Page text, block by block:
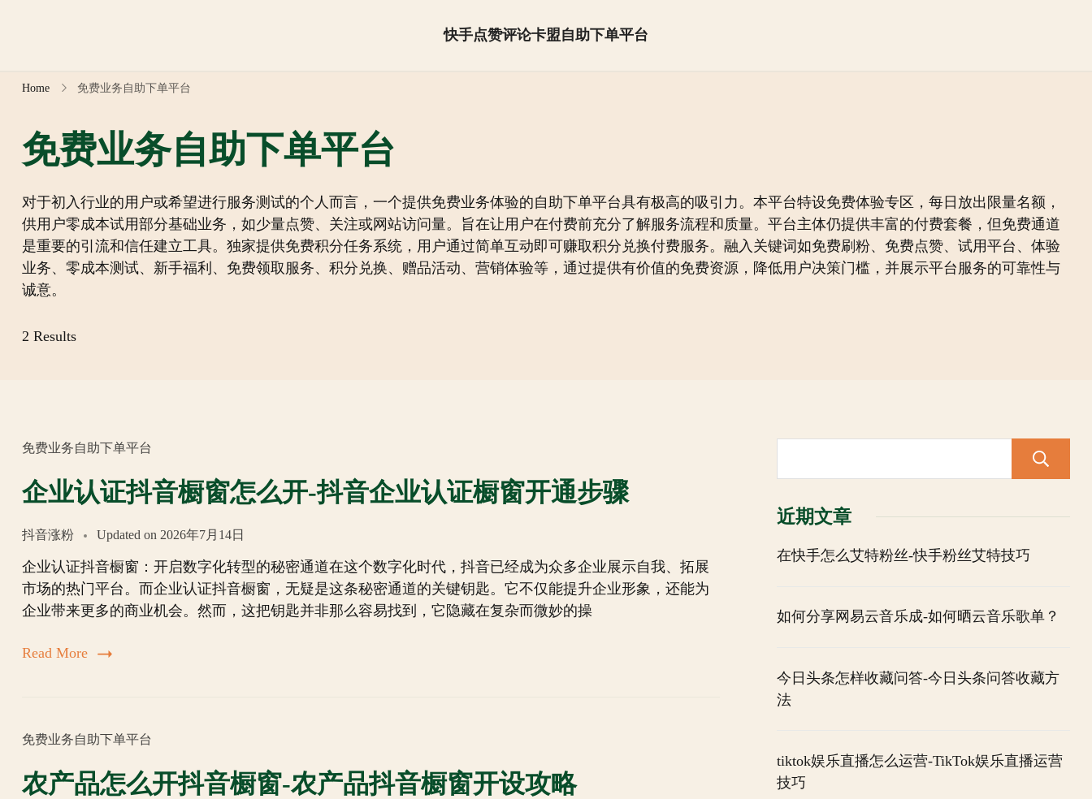
快手点赞评论卡盟自助下单平台
Home 免费业务自助下单平台
免费业务自助下单平台
对于初入行业的用户或希望进行服务测试的个人而言，一个提供免费业务体验的自助下单平台具有极高的吸引力。本平台特设免费体验专区，每日放出限量名额，
供用户零成本试用部分基础业务，如少量点赞、关注或网站访问量。旨在让用户在付费前充分了解服务流程和质量。平台主体仍提供丰富的付费套餐，但免费通道
是重要的引流和信任建立工具。独家提供免费积分任务系统，用户通过简单互动即可赚取积分兑换付费服务。融入关键词如免费刷粉、免费点赞、试用平台、体验
业务、零成本测试、新手福利、免费领取服务、积分兑换、赠品活动、营销体验等，通过提供有价值的免费资源，降低用户决策门槛，并展示平台服务的可靠性与
诚意。
2 Results
免费业务自助下单平台
企业认证抖音橱窗怎么开-抖音企业认证橱窗开通步骤
抖音涨粉 Updated on 2026年7月14日
企业认证抖音橱窗：开启数字化转型的秘密通道在这个数字化时代，抖音已经成为众多企业展示自我、拓展
市场的热门平台。而企业认证抖音橱窗，无疑是这条秘密通道的关键钥匙。它不仅能提升企业形象，还能为
企业带来更多的商业机会。然而，这把钥匙并非那么容易找到，它隐藏在复杂而微妙的操
Read More
免费业务自助下单平台
农产品怎么开抖音橱窗-农产品抖音橱窗开设攻略
近期文章
在快手怎么艾特粉丝-快手粉丝艾特技巧
如何分享网易云音乐成-如何晒云音乐歌单？
今日头条怎样收藏问答-今日头条问答收藏方
法
tiktok娱乐直播怎么运营-TikTok娱乐直播运营
技巧